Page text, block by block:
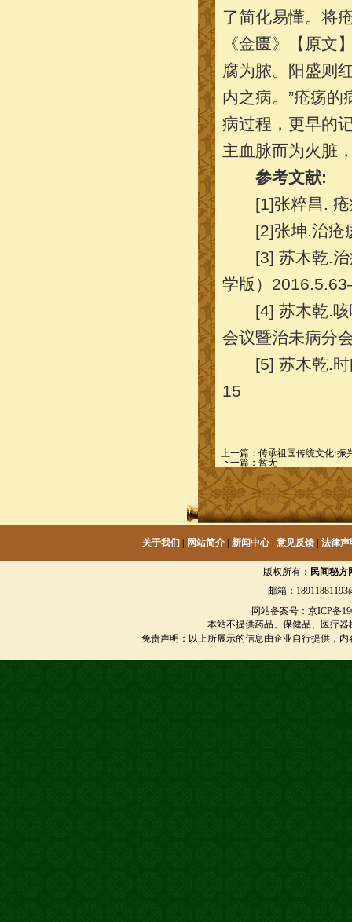
了简化易懂。将
《金匮》【原文
腐为脓。阳盛则
内之病。”疮疡
病过程，更早的
主血脉而为火脏
参考文献:
[1]张粹昌. 疮
[2]张坤.治疮疡
[3] 苏木乾.治
学版）
[4] 苏木乾.咳
会议暨治未病分
[5] 苏木乾.时
15
上一篇： 传承祖国传统文化·振
下一篇：暂无
关于我们 网站简介 新闻中心| 意见反馈 法律声
版权所有： 民间秘方
邮箱：
网站备案号：京ICP备
本站不提供药品、保健品、医疗
免责声明：以上所展示的信息由企业自行提供，